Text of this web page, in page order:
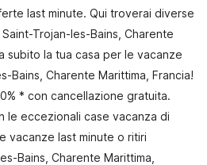
last minute. Qui troverai diverse
Trojan-les-Bains, Charente
subito la tua casa per le vacanze
Bains, Charente Marittima, Francia!
* con cancellazione gratuita.
le eccezionali case vacanza di
vacanze last minute o ritiri
Bains, Charente Marittima,